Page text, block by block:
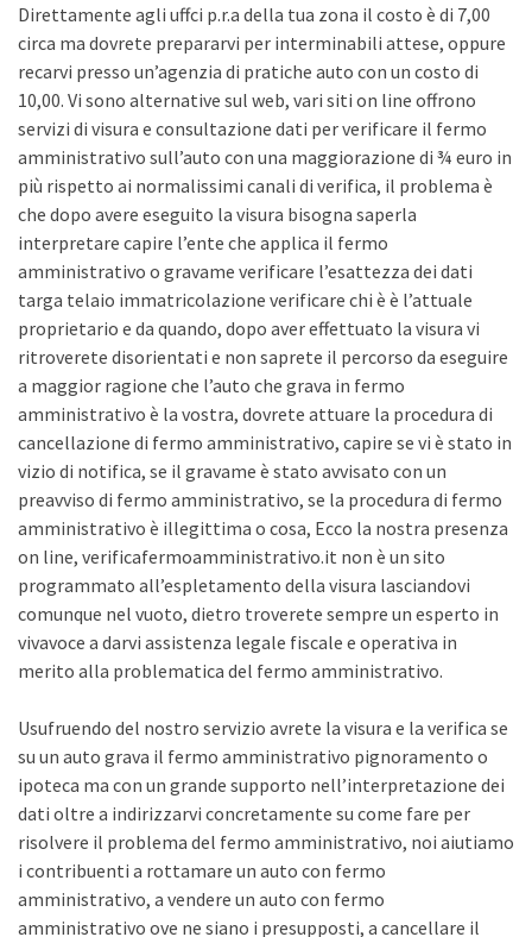
Direttamente agli uffci p.r.a della tua zona il costo è di 7,00
circa ma dovrete prepararvi per interminabili attese, oppure
recarvi presso un’agenzia di pratiche auto con un costo di
10,00. Vi sono alternative sul web, vari siti on line offrono
servizi di visura e consultazione dati per verificare il fermo
amministrativo sull’auto con una maggiorazione di ¾ euro in
più rispetto ai normalissimi canali di verifica, il problema è
che dopo avere eseguito la visura bisogna saperla
interpretare capire l’ente che applica il fermo
amministrativo o gravame verificare l’esattezza dei dati
targa telaio immatricolazione verificare chi è è l’attuale
proprietario e da quando, dopo aver effettuato la visura vi
ritroverete disorientati e non saprete il percorso da eseguire
a maggior ragione che l’auto che grava in fermo
amministrativo è la vostra, dovrete attuare la procedura di
cancellazione di fermo amministrativo, capire se vi è stato in
vizio di notifica, se il gravame è stato avvisato con un
preavviso di fermo amministrativo, se la procedura di fermo
amministrativo è illegittima o cosa, Ecco la nostra presenza
on line, verificafermoamministrativo.it non è un sito
programmato all’espletamento della visura lasciandovi
comunque nel vuoto, dietro troverete sempre un esperto in
vivavoce a darvi assistenza legale fiscale e operativa in
merito alla problematica del fermo amministrativo.
Usufruendo del nostro servizio avrete la visura e la verifica se
su un auto grava il fermo amministrativo pignoramento o
ipoteca ma con un grande supporto nell’interpretazione dei
dati oltre a indirizzarvi concretamente su come fare per
risolvere il problema del fermo amministrativo, noi aiutiamo
i contribuenti a rottamare un auto con fermo
amministrativo, a vendere un auto con fermo
amministrativo ove ne siano i presupposti, a cancellare il